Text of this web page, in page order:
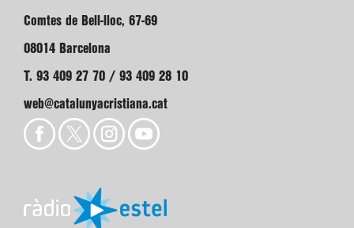
Comtes de Bell-lloc, 67-69
08014 Barcelona
T. 93 409 27 70 / 93 409 28 10
web@catalunyacristiana.cat